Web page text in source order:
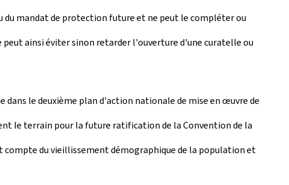
mandat de protection future et ne peut le compléter ou
ainsi éviter sinon retarder l'ouverture d'une curatelle ou
le deuxième plan d'action nationale de mise en œuvre de
le terrain pour la future ratification de la Convention de la
compte du vieillissement démographique de la population et